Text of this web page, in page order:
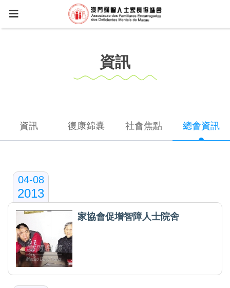
資訊
資訊 復康錦囊 社會焦點 總會資訊
04-08
2013
家協會促增智障人士院舍